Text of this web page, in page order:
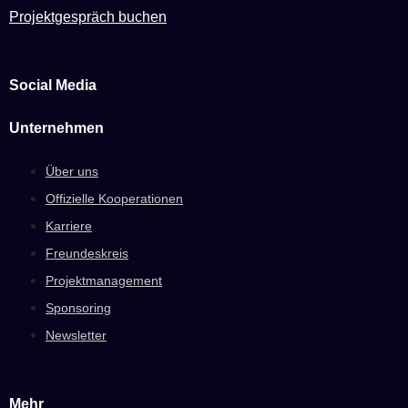
Projektgespräch buchen
Social Media
Unternehmen
Über uns
Offizielle Kooperationen
Karriere
Freundeskreis
Projektmanagement
Sponsoring
Newsletter
Mehr